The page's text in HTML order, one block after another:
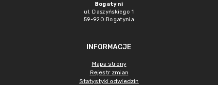
Bogatyni
ul. Daszyńskiego 1
59-920 Bogatynia
INFORMACJE
Mapa strony
Rejestr zmian
Statystyki odwiedzin